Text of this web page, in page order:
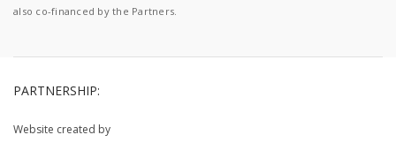
also co-financed by the Partners.
PARTNERSHIP:
Website created by